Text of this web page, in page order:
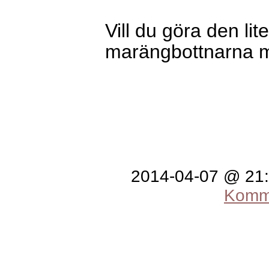
Vill du göra den
marängbottnarna
2014-04-07 @